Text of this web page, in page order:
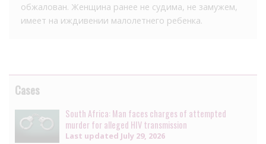
обжалован. Женщина ранее не судима, не замужем,
имеет на иждивении малолетнего ребенка.
Cases
South Africa: Man faces charges of attempted
murder for alleged HIV transmission
Last updated July 29, 2026